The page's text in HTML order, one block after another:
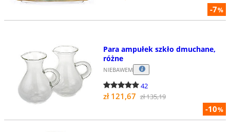
-7%
-10%
Para ampułek szkło dmuchane,
różne
NIEBAWEM
42
zł 121,67 zł 135,19